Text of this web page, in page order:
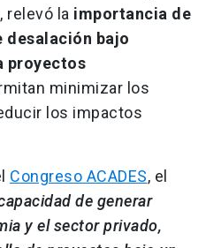
relevó la importancia de
bajo
proyectos
minimizar los
los impactos
Congreso ACADES, el
de generar
y el sector privado,